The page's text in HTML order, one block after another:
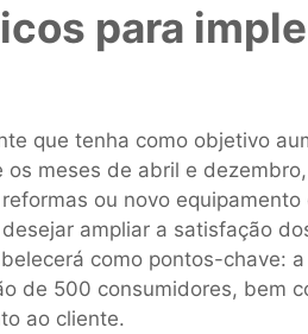
para
que tenha como objetivo
os meses de abril e
ou novo
ampliar a satisfação
como pontos-chave:
de 500 consumidores, bem
ao cliente.